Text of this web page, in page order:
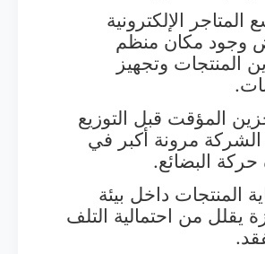
المتاجر الإلكترونية
وجود مكان منظم
المنتجات وتجهيز
المؤقت قبل التوزيع
الشركة مرونة أكبر في
حركة البضائع.
المنتجات داخل بيئة
يقلل من احتمالية التلف